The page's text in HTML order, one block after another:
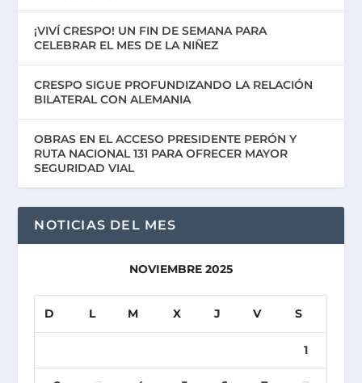
¡VIVÍ CRESPO! UN FIN DE SEMANA PARA
CELEBRAR EL MES DE LA NIÑEZ
CRESPO SIGUE PROFUNDIZANDO LA RELACIÓN
BILATERAL CON ALEMANIA
OBRAS EN EL ACCESO PRESIDENTE PERÓN Y
RUTA NACIONAL 131 PARA OFRECER MAYOR
SEGURIDAD VIAL
NOTICIAS DEL MES
NOVIEMBRE 2025
D L M X J V S
1